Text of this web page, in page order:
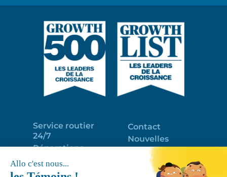
Service routier
24/7
Réparations
Programme
d’entretien
Contact
Nouvelles
Portail clients
Emploi